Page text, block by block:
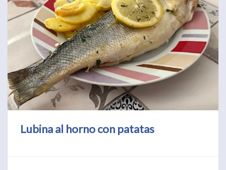
Lubina al horno con patatas